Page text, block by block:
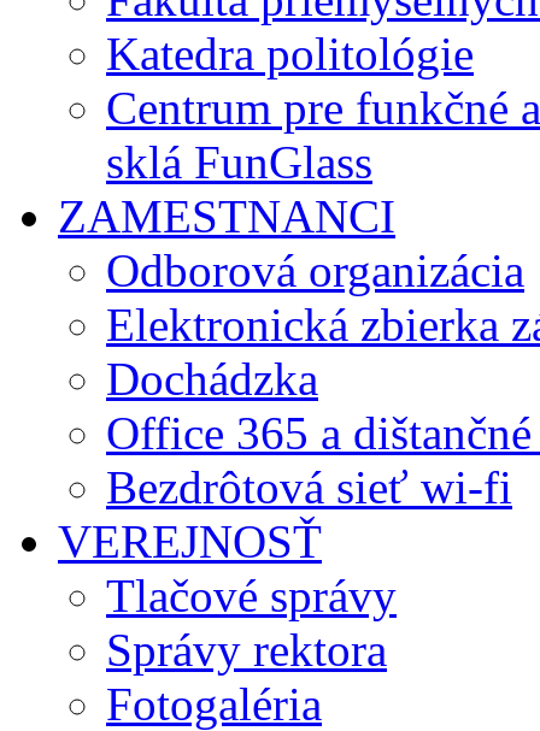
Katedra politológie
Centrum pre funkčné
sklá FunGlass
ZAMESTNANCI
Odborová organizácia
Elektronická zbierka
Dochádzka
Office 365 a
Bezdrôtová sieť wi-fi
VEREJNOSŤ
Tlačové správy
Správy rektora
Fotogaléria